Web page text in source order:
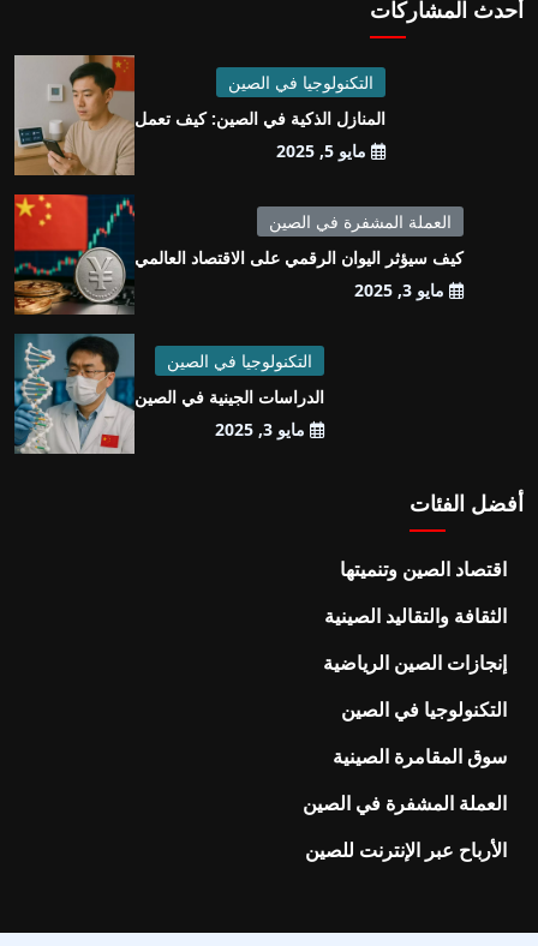
أحدث المشاركات
التكنولوجيا في الصين
المنازل الذكية في الصين: كيف تعمل
مايو 5, 2025
العملة المشفرة في الصين
كيف سيؤثر اليوان الرقمي على الاقتصاد العالمي
مايو 3, 2025
التكنولوجيا في الصين
الدراسات الجينية في الصين
مايو 3, 2025
أفضل الفئات
اقتصاد الصين وتنميتها
الثقافة والتقاليد الصينية
إنجازات الصين الرياضية
التكنولوجيا في الصين
سوق المقامرة الصينية
العملة المشفرة في الصين
الأرباح عبر الإنترنت للصين